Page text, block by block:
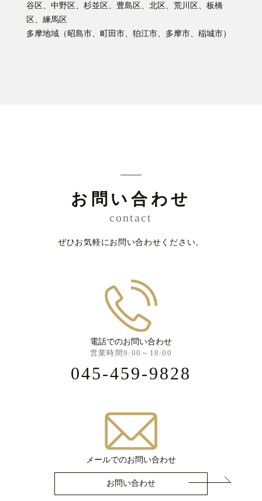
谷区、中野区、杉並区、豊島区、北区、荒川区、板橋
区、練馬区
多摩地域（昭島市、町田市、狛江市、多摩市、稲城市）
お問い合わせ
contact
ぜひお気軽にお問い合わせください。
電話でのお問い合わせ
営業時間9:00～18:00
045-459-9828
メールでのお問い合わせ
お問い合わせ